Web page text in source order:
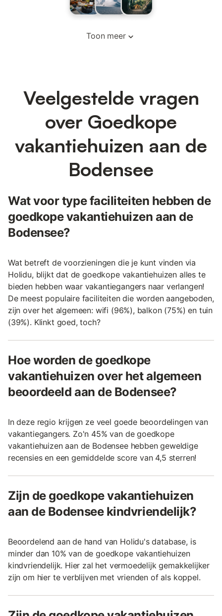
Toon meer
Veelgestelde vragen
over Goedkope
vakantiehuizen aan de
Bodensee
Wat voor type faciliteiten hebben de
goedkope vakantiehuizen aan de
Bodensee?
Wat betreft de voorzieningen die je kunt vinden via
Holidu, blijkt dat de goedkope vakantiehuizen alles te
bieden hebben waar vakantiegangers naar verlangen!
De meest populaire faciliteiten die worden aangeboden,
zijn over het algemeen: wifi (96%), balkon (75%) en tuin
(39%). Klinkt goed, toch?
Hoe worden de goedkope
vakantiehuizen over het algemeen
beoordeeld aan de Bodensee?
In deze regio krijgen ze veel goede beoordelingen van
vakantiegangers. Zo'n 45% van de goedkope
vakantiehuizen aan de Bodensee hebben geweldige
recensies en een gemiddelde score van 4,5 sterren!
Zijn de goedkope vakantiehuizen
aan de Bodensee kindvriendelijk?
Beoordelend aan de hand van Holidu's database, is
minder dan 10% van de goedkope vakantiehuizen
kindvriendelijk. Hier zal het vermoedelijk gemakkelijker
zijn om hier te verblijven met vrienden of als koppel.